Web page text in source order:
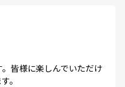
皆様に楽しんでいただけ
。